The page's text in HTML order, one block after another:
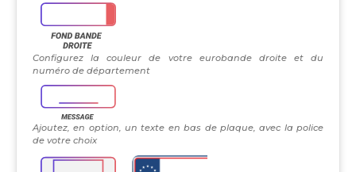
Configurez la couleur de votre eurobande droite et du
numéro de département
Ajoutez, en option, un texte en bas de plaque, avec la police
de votre choix